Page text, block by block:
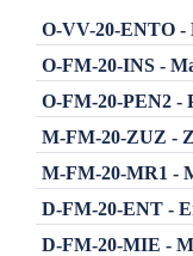
O-VV-20-ENTO -
O-FM-20-INS -
O-FM-20-PEN2 -
M-FM-20-ZUZ -
M-FM-20-MR1 -
D-FM-20-ENT -
D-FM-20-MIE -